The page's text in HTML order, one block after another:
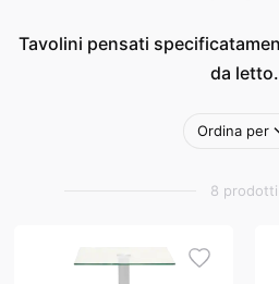
Tavolini pensati
da letto.
Ordina per
8 prodotti